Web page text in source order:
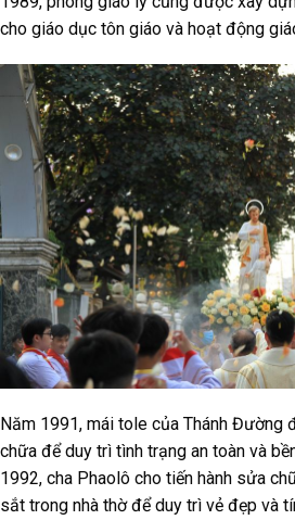
cho giáo dục tôn giáo và hoạt động
Năm 1991, mái tole của Thánh Đường
chữa để duy trì tình trạng an toàn và
1992, cha Phaolô cho tiến hành sửa
sắt trong nhà thờ để duy trì vẻ đẹp và